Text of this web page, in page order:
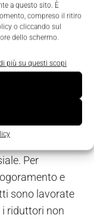
a questo sito. È
compreso il ritiro
o cliccando sul
dello schermo.
più su questi scopi
non solo è un
ma
che
parti per i
e viti senza
Senza
sigillate, la
albero
Per
e
sono lavorate
i riduttori non